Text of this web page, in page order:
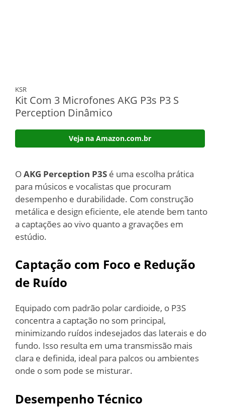
KSR
Kit Com 3 Microfones AKG P3s P3 S
Perception Dinâmico
Veja na Amazon.com.br
OAKG Perception P3S é uma escolha prática
para músicos e vocalistas que procuram
desempenho e durabilidade. Com construção
metálica e design eficiente, ele atende bem tanto
a captações ao vivo quanto a gravações em
estúdio.
Captação com Foco e Redução
de Ruído
Equipado com padrão polar cardioide, o P3S
concentra a captação no som principal,
minimizando ruídos indesejados das laterais e do
fundo. Isso resulta em uma transmissão mais
clara e definida, ideal para palcos ou ambientes
onde o som pode se misturar.
Desempenho Técnico